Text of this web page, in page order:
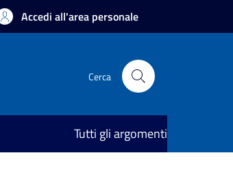
Accedi all'area personale
Cerca
Tutti gli argomenti